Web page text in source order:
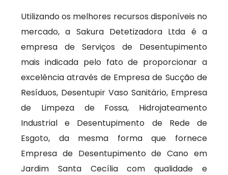
Utilizando os melhores recursos disponíveis no
mercado, a Sakura Detetizadora Ltda é a
empresa de Serviços de Desentupimento
mais indicada pelo fato de proporcionar a
excelência através de Empresa de Sucção de
Resíduos, Desentupir Vaso Sanitário, Empresa
de Limpeza de Fossa, Hidrojateamento
Industrial e Desentupimento de Rede de
Esgoto, da mesma forma que fornece
Empresa de Desentupimento de Cano em
Jardim Santa Cecília com qualidade e